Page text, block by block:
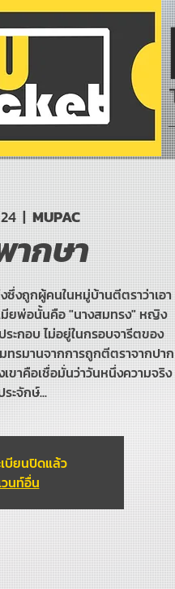
  |
MUPAC
กษา
งถูกผู้คนในหมู่บ้านตีตราว่าเอา
มียพ่อนั้นคือ "นางสมทรง" หญิง
ะกอบ ไม่อยู่ในกรอบจารีตของ
รมานจากการถูกตีตราจากปาก
ขาคือเชื่อมั่นว่าวันหนึ่งความจริง
ะจักษ์...
บียนปิดแล้ว
นท์อื่น